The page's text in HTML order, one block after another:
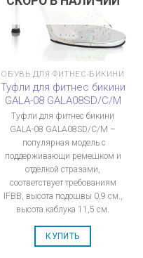
ОБУВЬ ДЛЯ ФИТНЕС-БИКИНИ
Туфли для фитнес бикини
GALA-08 GALA08SD/C/M
Туфли для фитнес бикини
GALA-08 GALA08SD/C/M –
популярная модель с
поддерживающи ремешком и
отделкой стразами,
соответствует требованиям
IFBB, высота подошвы 0,9 см.,
высота каблука 11,5 см.
КУПИТЬ